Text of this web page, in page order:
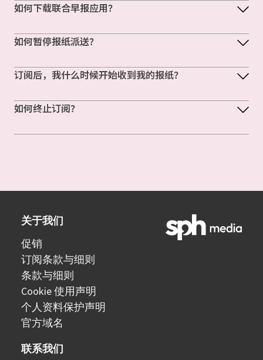
如何下载联合早报应用？
如何暂停报纸派送？
订阅后，我什么时候开始收到我的报纸？
如何终止订阅？
关于我们
促销
订阅条款与细则
条款与细则
Cookie 使用声明
个人资料保护声明
官方域名
联系我们